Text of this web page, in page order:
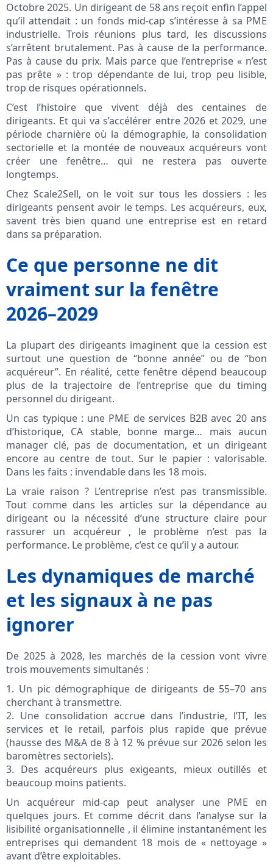
Octobre 2025. Un dirigeant de 58 ans reçoit enfin l’appel
qu’il attendait : un fonds mid-cap s’intéresse à sa PME
industrielle. Trois réunions plus tard, les discussions
s’arrêtent brutalement. Pas à cause de la performance.
Pas à cause du prix. Mais parce que l’entreprise « n’est
pas prête » : trop dépendante de lui, trop peu lisible,
trop de risques opérationnels.
C’est l’histoire que vivent déjà des centaines de
dirigeants. Et qui va s’accélérer entre 2026 et 2029, une
période charnière où la démographie, la consolidation
sectorielle et la montée de nouveaux acquéreurs vont
créer une fenêtre… qui ne restera pas ouverte
longtemps.
Chez Scale2Sell, on le voit sur tous les dossiers : les
dirigeants pensent avoir le temps. Les acquéreurs, eux,
savent très bien quand une entreprise est en retard
dans sa préparation.
Ce que personne ne dit
vraiment sur la fenêtre
2026–2029
La plupart des dirigeants imaginent que la cession est
surtout une question de “bonne année” ou de “bon
acquéreur”. En réalité, cette fenêtre dépend beaucoup
plus de la trajectoire de l’entreprise que du timing
personnel du dirigeant.
Un cas typique : une PME de services B2B avec 20 ans
d’historique, CA stable, bonne marge… mais aucun
manager clé, pas de documentation, et un dirigeant
encore au centre de tout. Sur le papier : valorisable.
Dans les faits : invendable dans les 18 mois.
La vraie raison ? L’entreprise n’est pas transmissible.
Tout comme dans les articles sur la dépendance au
dirigeant ou la nécessité d’une structure claire pour
rassurer un acquéreur , le problème n’est pas la
performance. Le problème, c’est ce qu’il y a autour.
Les dynamiques de marché
et les signaux à ne pas
ignorer
De 2025 à 2028, les marchés de la cession vont vivre
trois mouvements simultanés :
1. Un pic démographique de dirigeants de 55–70 ans
cherchant à transmettre.
2. Une consolidation accrue dans l’industrie, l’IT, les
services et le retail, parfois plus rapide que prévue
(hausse des M&A de 8 à 12 % prévue sur 2026 selon les
baromètres sectoriels).
3. Des acquéreurs plus exigeants, mieux outillés et
beaucoup moins patients.
Un acquéreur mid-cap peut analyser une PME en
quelques jours. Et comme décrit dans l’analyse sur la
lisibilité organisationnelle , il élimine instantanément les
entreprises qui demandent 18 mois de « nettoyage »
avant d’être exploitables.